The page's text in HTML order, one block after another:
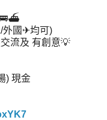
🚌⛴
外國✈均可)
流及 有創意💡
) 現金